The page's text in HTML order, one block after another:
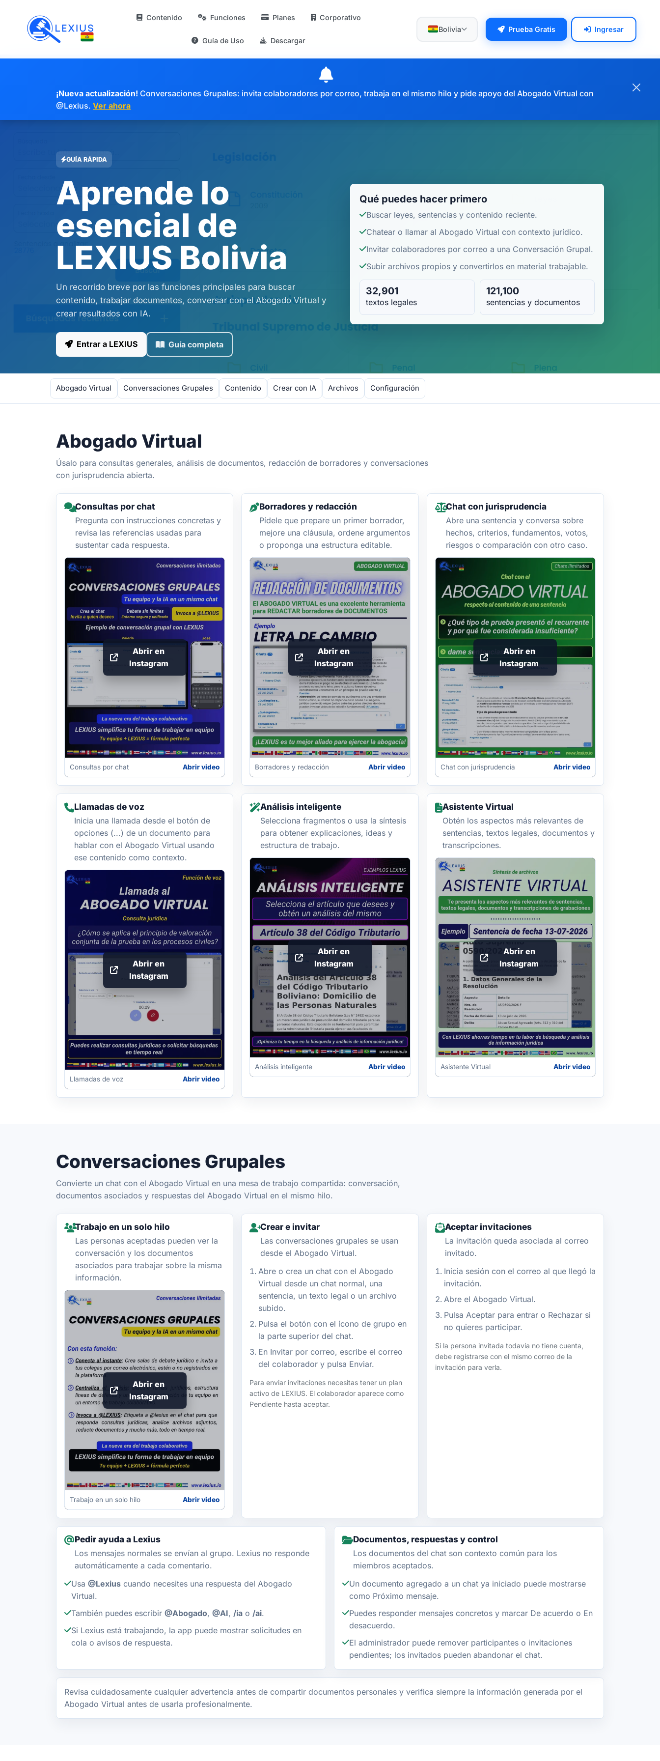
Contenido Funciones Planes Corporativo
Guía de Uso Descargar
Bolivia Prueba Gratis Ingresar
¡Nueva actualización! Conversaciones Grupales: invita colaboradores por correo, trabaja en el mismo hilo y pide apoyo del Abogado Virtual con
@Lexius. Ver ahora
GUÍA RÁPIDA
Aprende lo
esencial de
LEXIUS Bolivia
Un recorrido breve por las funciones principales para buscar
contenido, trabajar documentos, conversar con el Abogado Virtual y
crear resultados con IA.
Entrar a LEXIUS Guía completa
Qué puedes hacer primero
Buscar leyes, sentencias y contenido reciente.
Chatear o llamar al Abogado Virtual con contexto jurídico.
Invitar colaboradores por correo a una Conversación Grupal.
Subir archivos propios y convertirlos en material trabajable.
32,901
textos legales
121,100
sentencias y documentos
Abogado Virtual Conversaciones Grupales Contenido Crear con IA Archivos Configuración
Abogado Virtual
Úsalo para consultas generales, análisis de documentos, redacción de borradores y conversaciones
con jurisprudencia abierta.
Consultas por chat
Pregunta con instrucciones concretas y
revisa las referencias usadas para
sustentar cada respuesta.
Abrir en
Instagram
Consultas por chat Abrir video
Borradores y redacción
Pídele que prepare un primer borrador,
mejore una cláusula, ordene argumentos
o proponga una estructura editable.
Abrir en
Instagram
Borradores y redacción Abrir video
Chat con jurisprudencia
Abre una sentencia y conversa sobre
hechos, criterios, fundamentos, votos,
riesgos o comparación con otro caso.
Abrir en
Instagram
Chat con jurisprudencia Abrir video
Llamadas de voz
Inicia una llamada desde el botón de
opciones (...) de un documento para
hablar con el Abogado Virtual usando
ese contenido como contexto.
Abrir en
Instagram
Llamadas de voz Abrir video
Análisis inteligente
Selecciona fragmentos o usa la síntesis
para obtener explicaciones, ideas y
estructura de trabajo.
Abrir en
Instagram
Análisis inteligente Abrir video
Asistente Virtual
Obtén los aspectos más relevantes de
sentencias, textos legales, documentos y
transcripciones.
Abrir en
Instagram
Asistente Virtual Abrir video
Conversaciones Grupales
Convierte un chat con el Abogado Virtual en una mesa de trabajo compartida: conversación,
documentos asociados y respuestas del Abogado Virtual en el mismo hilo.
Trabajo en un solo hilo
Las personas aceptadas pueden ver la
conversación y los documentos
asociados para trabajar sobre la misma
información.
Abrir en
Instagram
Trabajo en un solo hilo Abrir video
Crear e invitar
Las conversaciones grupales se usan
desde el Abogado Virtual.
Abre o crea un chat con el Abogado
Virtual desde un chat normal, una
sentencia, un texto legal o un archivo
subido.
Pulsa el botón con el ícono de grupo en
la parte superior del chat.
En Invitar por correo, escribe el correo
del colaborador y pulsa Enviar.
Para enviar invitaciones necesitas tener un plan
activo de LEXIUS. El colaborador aparece como
Pendiente hasta aceptar.
Aceptar invitaciones
La invitación queda asociada al correo
invitado.
Inicia sesión con el correo al que llegó la
invitación.
Abre el Abogado Virtual.
Pulsa Aceptar para entrar o Rechazar si
no quieres participar.
Si la persona invitada todavía no tiene cuenta,
debe registrarse con el mismo correo de la
invitación para verla.
Pedir ayuda a Lexius
Los mensajes normales se envían al grupo. Lexius no responde
automáticamente a cada comentario.
Usa @Lexius cuando necesites una respuesta del Abogado
Virtual.
También puedes escribir @Abogado, @AI, /ia o /ai.
Si Lexius está trabajando, la app puede mostrar solicitudes en
cola o avisos de respuesta.
Documentos, respuestas y control
Los documentos del chat son contexto común para los
miembros aceptados.
Un documento agregado a un chat ya iniciado puede mostrarse
como Próximo mensaje.
Puedes responder mensajes concretos y marcar De acuerdo o En
desacuerdo.
El administrador puede remover participantes o invitaciones
pendientes; los invitados pueden abandonar el chat.
Revisa cuidadosamente cualquier advertencia antes de compartir documentos personales y verifica siempre la información generada por el
Abogado Virtual antes de usarla profesionalmente.